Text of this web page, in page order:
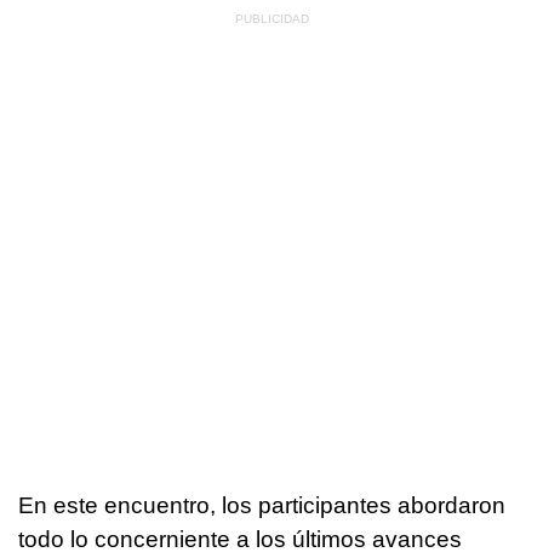
En este encuentro, los participantes abordaron
todo lo concerniente a los últimos avances